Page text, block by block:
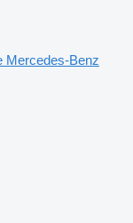
Mercedes-Benz